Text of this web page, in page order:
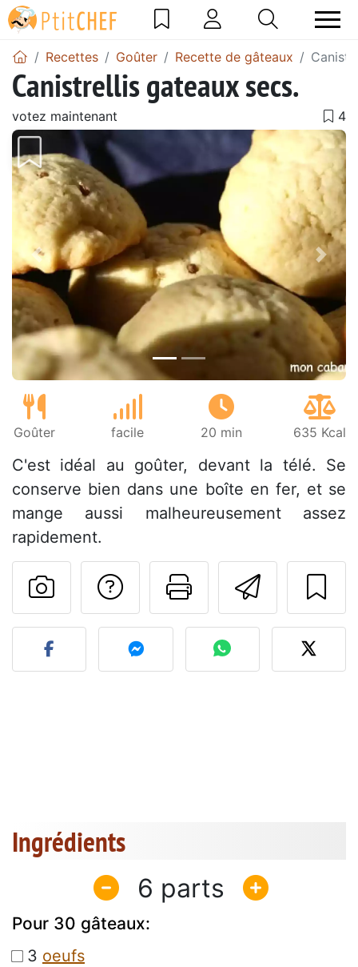
Recettes Goûter Recette de gâteaux
Canistrellis gateaux secs.
votez maintenant
Précédent
Goûter facile 20 min 635 Kcal
C'est idéal au goûter, devant la télé. Se
conserve bien dans une boîte en fer, et se
mange aussi malheureusement assez
rapidement.
Imprimer
Poser une
Publier votre photo de
Ingrédients
6
Pour 30 gâteaux:
3 oeufs